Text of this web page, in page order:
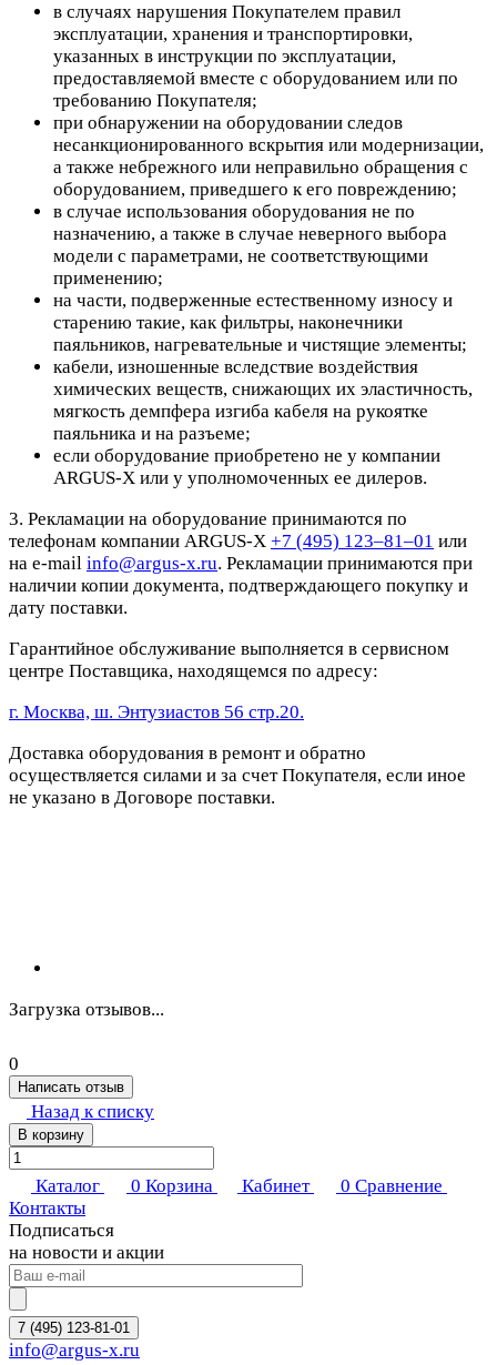
в случаях нарушения Покупателем правил
эксплуатации, хранения и транспортировки,
указанных в инструкции по эксплуатации,
предоставляемой вместе с оборудованием или по
требованию Покупателя;
при обнаружении на оборудовании следов
несанкционированного вскрытия или модернизации,
а также небрежного или неправильно обращения с
оборудованием, приведшего к его повреждению;
в случае использования оборудования не по
назначению, а также в случае неверного выбора
модели с параметрами, не соответствующими
применению;
на части, подверженные естественному износу и
старению такие, как фильтры, наконечники
паяльников, нагревательные и чистящие элементы;
кабели, изношенные вследствие воздействия
химических веществ, снижающих их эластичность,
мягкость демпфера изгиба кабеля на рукоятке
паяльника и на разъеме;
если оборудование приобретено не у компании
ARGUS-X или у уполномоченных ее дилеров.
3. Рекламации на оборудование принимаются по
телефонам компании ARGUS-X +7 (495) 123–81–01 или
на e-mail info@argus-x.ru. Рекламации принимаются при
наличии копии документа, подтверждающего покупку и
дату поставки.
Гарантийное обслуживание выполняется в сервисном
центре Поставщика, находящемся по адресу:
г. Москва, ш. Энтузиастов 56 стр.20.
Доставка оборудования в ремонт и обратно
осуществляется силами и за счет Покупателя, если иное
не указано в Договоре поставки.
Загрузка отзывов...
0
Написать отзыв
Назад к списку
В корзину
Каталог 0 Корзина Кабинет 0 Сравнение
Контакты
Подписаться
на новости и акции
7 (495) 123-81-01
info@argus-x.ru